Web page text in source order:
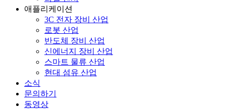
애플리케이션
3C 전자 장비 산업
로봇 산업
반도체 장비 산업
신에너지 장비 산업
스마트 물류 산업
현대 섬유 산업
소식
문의하기
동영상